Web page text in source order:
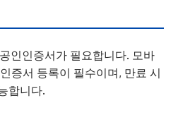
인인증서가 필요합니다. 모바
증서 등록이 필수이며, 만료 시
합니다.